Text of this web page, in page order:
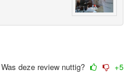
Was deze review nuttig? +5